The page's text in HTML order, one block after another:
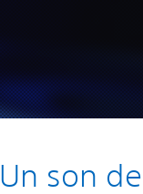
Un son